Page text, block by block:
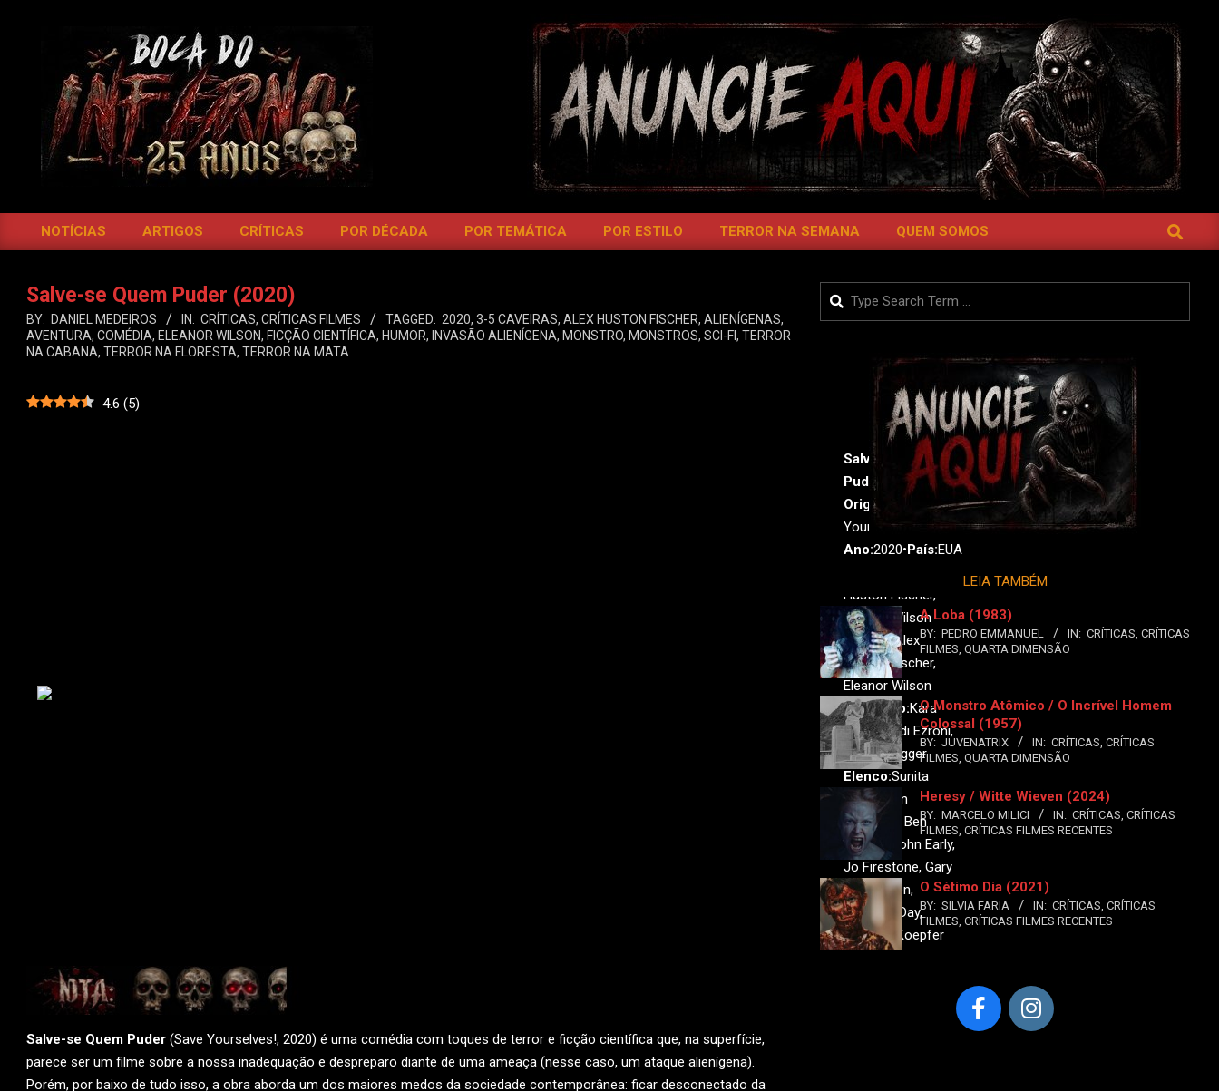
BOCA
DO
Primary
Menu
NOTÍCIAS ARTIGOS CRÍTICAS POR DÉCADA POR TEMÁTICA POR ESTILO TERROR NA SEMANA QUEM SOMOS SEARCH
Salve-se Quem Puder (2020)
BY: DANIEL MEDEIROS IN: CRÍTICAS, CRÍTICAS FILMES TAGGED: 2020, 3-5 CAVEIRAS, ALEX HUSTON FISCHER, ALIENÍGENAS,
AVENTURA, COMÉDIA, ELEANOR WILSON, FICÇÃO CIENTÍFICA, HUMOR, INVASÃO ALIENÍGENA, MONSTRO, MONSTROS, SCI-FI, TERROR
NA CABANA, TERROR NA FLORESTA, TERROR NA MATA
4.6 (5)
Salve-Se Quem
Puder!
Original:
Yourselves!
Ano:2020•País:EUA
Huston Fischer,
Eleanor Wilson
Roteiro:Alex
Huston Fischer,
Eleanor Wilson
Produção:Kara
Durrett, Adi Ezroni,
Mandy Tagger
Elenco:Sunita
Mani, John
Reynolds, Ben
Sinclair, John Early,
Jo Firestone, Gary
Richardson,
Johanna Day,
Stephen Koepfer
Salve-se Quem Puder (Save Yourselves!, 2020) é uma comédia com toques de terror e ficção científica que, na superfície,
parece ser um filme sobre a nossa inadequação e despreparo diante de uma ameaça (nesse caso, um ataque alienígena).
Porém, por baixo de tudo isso, a obra aborda um dos maiores medos da sociedade contemporânea: ficar desconectado da
Search
LEIA TAMBÉM
A Loba (1983)
BY: PEDRO EMMANUEL IN: CRÍTICAS, CRÍTICAS
FILMES, QUARTA DIMENSÃO
O Monstro Atômico / O Incrível Homem
Colossal (1957)
BY: JUVENATRIX IN: CRÍTICAS, CRÍTICAS
FILMES, QUARTA DIMENSÃO
Heresy / Witte Wieven (2024)
BY: MARCELO MILICI IN: CRÍTICAS, CRÍTICAS
FILMES, CRÍTICAS FILMES RECENTES
O Sétimo Dia (2021)
BY: SILVIA FARIA IN: CRÍTICAS, CRÍTICAS
FILMES, CRÍTICAS FILMES RECENTES